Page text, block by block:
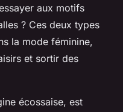
aux motifs
? Ces deux types
la mode féminine,
et sortir des
écossaise, est